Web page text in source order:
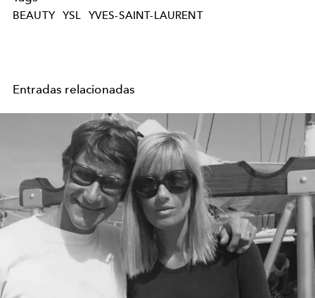
BEAUTY YSL YVES-SAINT-LAURENT
Entradas relacionadas